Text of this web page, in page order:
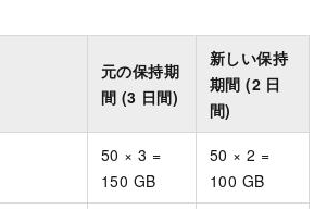
元の保持期
間 (3 日間)
新しい保持
期間 (2 日
間)
50 × 3 =
150 GB
50 × 2 =
100 GB